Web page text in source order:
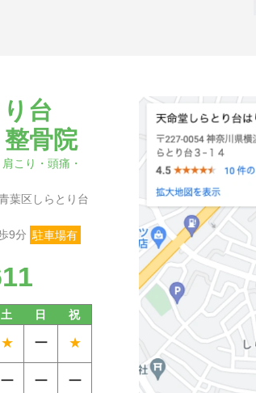
台
骨院
こり・頭痛・
葉区しらとり台
9分 駐車場有
土 日
祝
★ ー ★
ー ー ー